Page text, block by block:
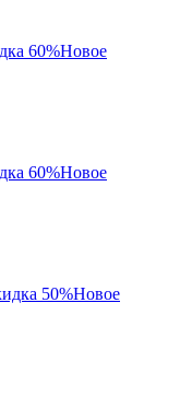
60%Новое
60%Новое
50%Новое